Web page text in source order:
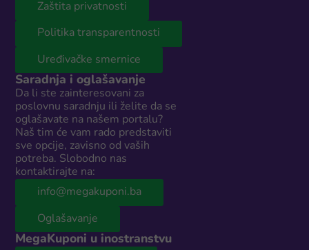
Zaštita privatnosti
Politika transparentnosti
Uređivačke smernice
Saradnja i oglašavanje
Da li ste zainteresovani za
poslovnu saradnju ili želite da se
oglašavate na našem portalu?
Naš tim će vam rado predstaviti
sve opcije, zavisno od vaših
potreba. Slobodno nas
kontaktirajte na:
info@megakuponi.ba
Oglašavanje
MegaKuponi u inostranstvu